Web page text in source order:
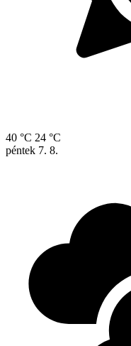
40 °C 24 °C
péntek 7. 8.